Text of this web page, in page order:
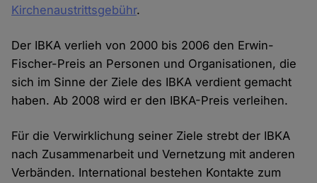
Kirchenaustrittsgebühr.
Der IBKA verlieh von 2000 bis 2006 den Erwin-
Fischer-Preis an Personen und Organisationen, die
sich im Sinne der Ziele des IBKA verdient gemacht
haben. Ab 2008 wird er den IBKA-Preis verleihen.
Für die Verwirklichung seiner Ziele strebt der IBKA
nach Zusammenarbeit und Vernetzung mit anderen
Verbänden. International bestehen Kontakte zum